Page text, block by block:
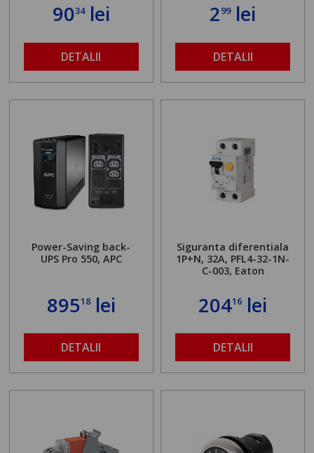
9034lei
DETALII
299lei
DETALII
Power-Saving back-
UPS Pro 550, APC
89518lei
DETALII
Siguranta diferentiala
1P+N, 32A, PFL4-32-1N-
C-003, Eaton
20416 lei
DETALII